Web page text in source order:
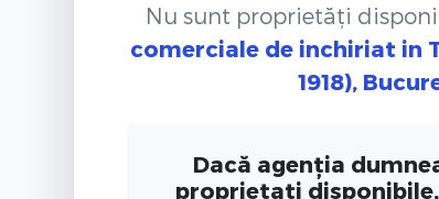
Nu sunt proprietăți
comerciale de inchiriat in
1918),
Dacă agenția
proprietati